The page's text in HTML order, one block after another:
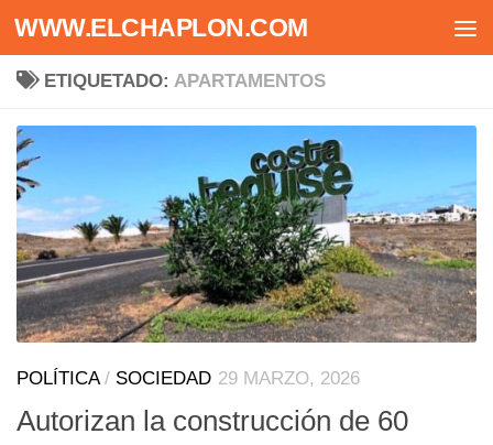
Saltar al contenido
WWW.ELCHAPLON.COM
ETIQUETADO: APARTAMENTOS
POLÍTICA/ SOCIEDAD 29 MARZO, 2026
Autorizan la construcción de 60